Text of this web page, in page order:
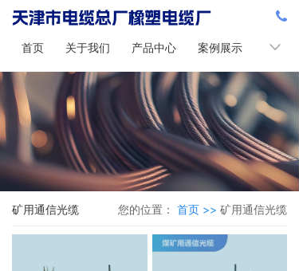
首页 关于我们 产品中心 案例展示 新闻中
矿用通信光缆 您的位置： 首页 >> 矿用通信光缆